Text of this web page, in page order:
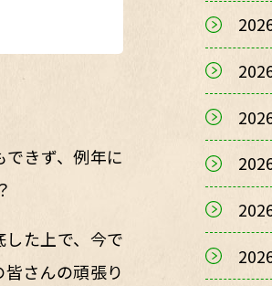
きず、例年に
た上で、今で
さんの頑張り